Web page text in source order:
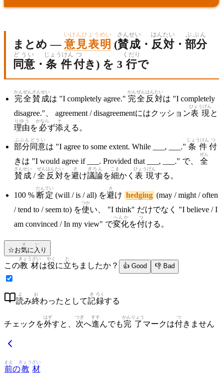
まとめ — 意見表明
いけんひょうめい
(賛成
さんせい
・ 反対
はんたい
・ 部分
ぶぶん
同意
どうい
・ 条件
じょうけん
付
つ
き) を 3 行
くだり
で
完全
かんぜん
賛成
さんせい
は "I completely agree." 完全
かんぜん
反対
はんたい
は "I completely
disagree."、 agreement / disagreementにはクッション表現
ひょうげん
と
理由
りゆう
を 必
かなら
ず添
そ
える。
部分
ぶぶん
同意
どうい
は "I agree to some extent. While ___, ___." 条件
じょうけん
付
つ
きは "I would agree if ___. Provided that ___, ___." で、 全
ぜん
賛成
さんせい
/全
ぜん
反対
はんたい
を避
さ
け議論
ぎろん
を細
こま
かく 表現
ひょうげん
する。
100 % 断定
だんてい
(will / is / all) を避
さ
け hedging (may / might / often
/ tend to / seem to) を使
つか
い、 "I think" だけでなく "I believe / I
am convinced / In my view" で変化
へんか
を付
つ
ける。
☆お気
き
に 入
い
り
この教材
きょうざい
は役
やく
に立
た
ちましたか？ 👍 Good 👎 Bad
読
よ
み終
お
わったとして記
き
録
ろく
する
チェックを外
はず
すと、 次
つぎ
へ進
すす
んでも完了
かんりょう
マークは付
つ
きません
前
まえ
の教
きょう
材
ざい